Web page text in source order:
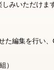
みいただけま
た編集を行い
）